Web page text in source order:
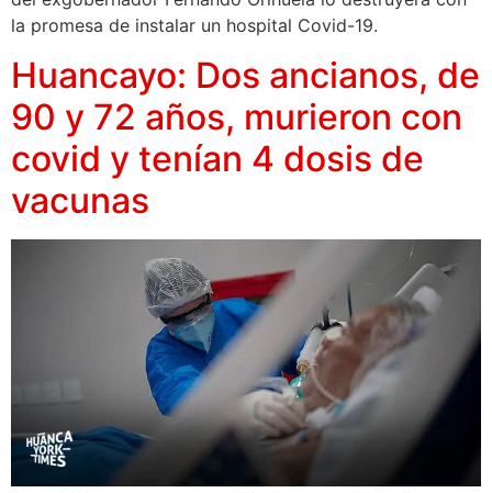
la promesa de instalar un hospital Covid-19.
Huancayo: Dos ancianos, de
90 y 72 años, murieron con
covid y tenían 4 dosis de
vacunas